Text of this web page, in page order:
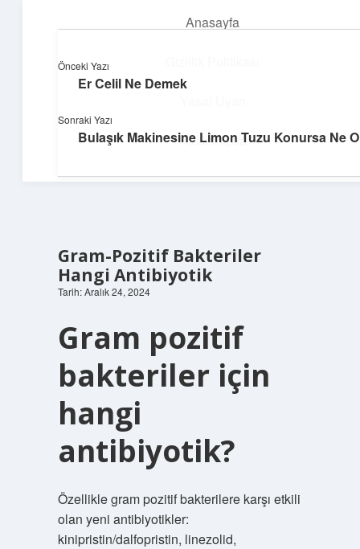
Anasayfa
Hakkımızda
Dijital dünyada keyifli bir macera!
Gram-Pozitif Bakteriler
Hangi Antibiyotik
Tarih: Aralık 24, 2024
Gram pozitif
bakteriler için
hangi
antibiyotik?
Özellikle gram pozitif bakterilere karşı etkili
olan yeni antibiyotikler:
kinipristin/dalfopristin, linezolid,
Önceki Yazı
Er Celil Ne Demek
Sonraki Yazı
Bulaşık Makinesine Limon Tuzu Konursa Ne